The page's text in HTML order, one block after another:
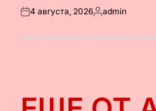
Опубликовано
4 августа, 2026Запись
admin